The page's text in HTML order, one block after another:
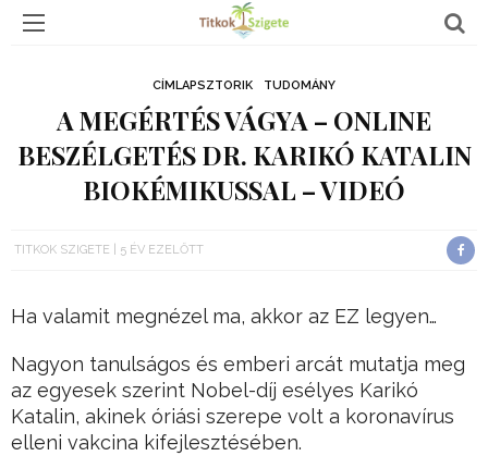
CÍMLAPSZTORIK TUDOMÁNY
A MEGÉRTÉS VÁGYA – ONLINE
BESZÉLGETÉS DR. KARIKÓ KATALIN
BIOKÉMIKUSSAL – VIDEÓ
TITKOK SZIGETE 5 ÉV EZELŐTT
Ha valamit megnézel ma, akkor az EZ legyen…
Nagyon tanulságos és emberi arcát mutatja meg
az egyesek szerint Nobel-díj esélyes Karikó
Katalin, akinek óriási szerepe volt a koronavírus
elleni vakcina kifejlesztésében.